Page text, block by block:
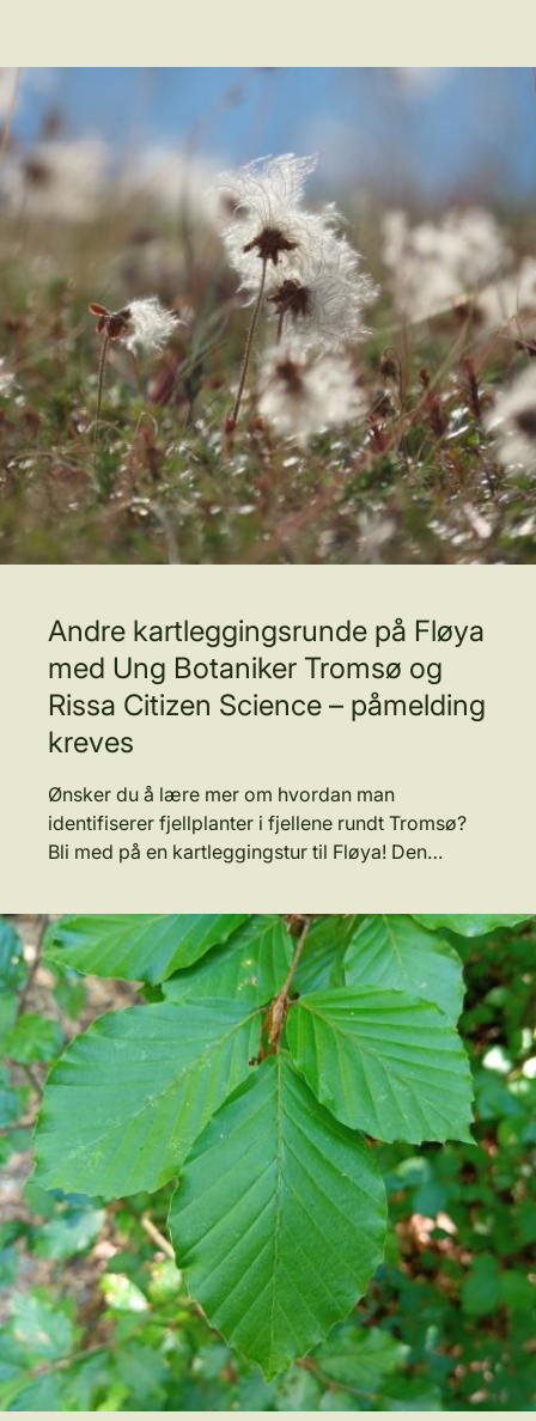
Andre kartleggingsrunde på Fløya
med Ung Botaniker Tromsø og
Rissa Citizen Science – påmelding
kreves
Ønsker du å lære mer om hvordan man
identifiserer fjellplanter i fjellene rundt Tromsø?
Bli med på en kartleggingstur til Fløya! Den…